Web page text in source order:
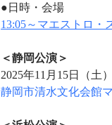
●日時・会場
13:05～マエストロ・
＜静岡公演＞
2025年11月15日（土
静岡市清水文化会館